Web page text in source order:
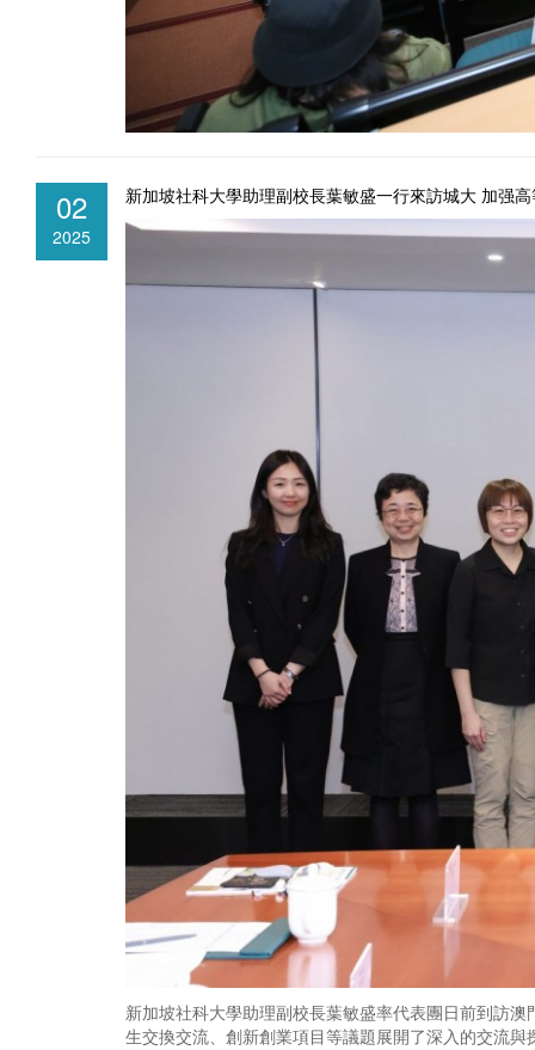
02
2025
新加坡社科大學助理副校長葉敏盛一行來訪城大 加强
新加坡社科大學助理副校長葉敏盛率代表團日前到訪
生交換交流、創新創業項目等議題展開了深入的交流與